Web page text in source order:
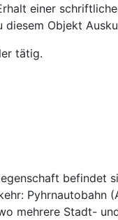
einer
Objekt
tätig.
befindet
Pyhrnautobahn
mehrere Stadt-